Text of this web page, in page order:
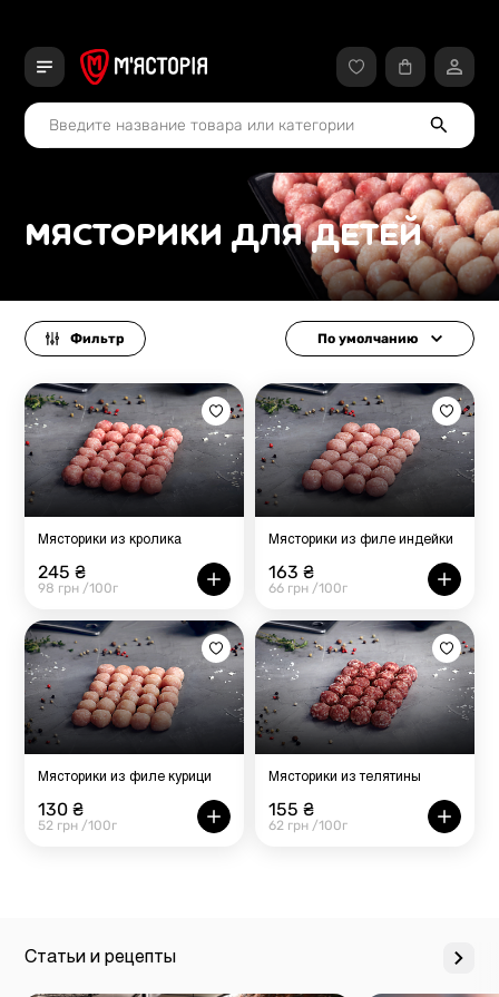
МЯСТОРИКИ ДЛЯ ДЕТЕЙ
Фильтр По умолчанию
Мясторики из кролика
245 ₴
98 грн /100г
Мясторики из филе индейки
163 ₴
66 грн /100г
Мясторики из филе курици
130 ₴
52 грн /100г
Мясторики из телятины
155 ₴
62 грн /100г
Статьи и рецепты